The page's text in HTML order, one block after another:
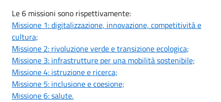
Le 6 missioni sono rispettivamente:
Missione 1: digitalizzazione, innovazione, competitività e
cultura;
Missione 2: rivoluzione verde e transizione ecologica;
Missione 3: infrastrutture per una mobilità sostenibile;
Missione 4: istruzione e ricerca;
Missione 5: inclusione e coesione;
Missione 6: salute.